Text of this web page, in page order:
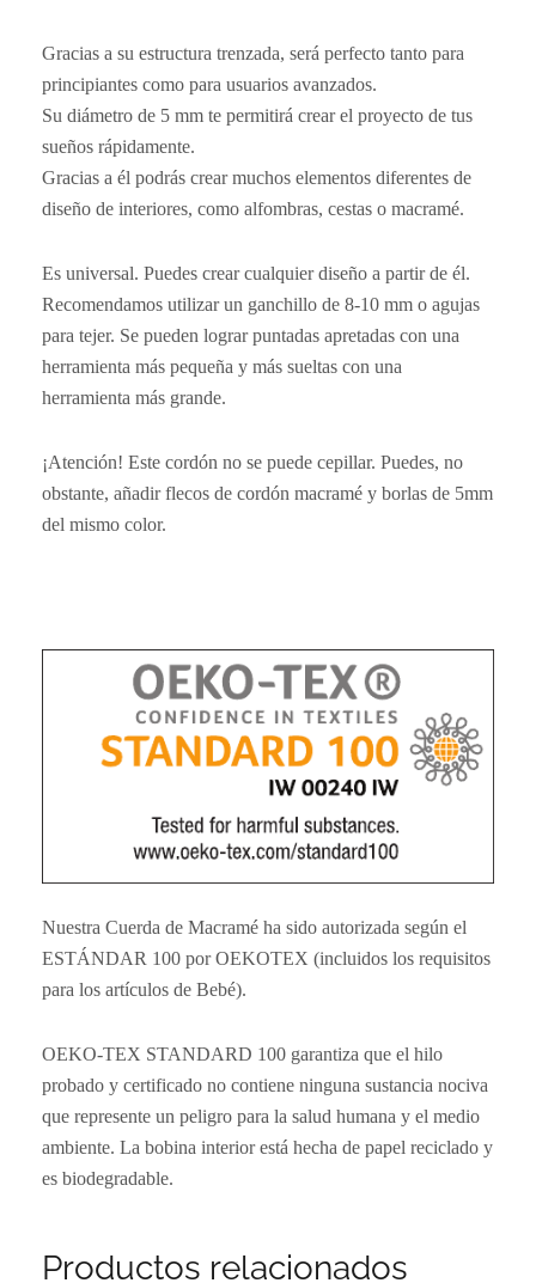
Gracias a su estructura trenzada, será perfecto tanto para
principiantes como para usuarios avanzados.
Su diámetro de 5 mm te permitirá crear el proyecto de tus
sueños rápidamente.
Gracias a él podrás crear muchos elementos diferentes de
diseño de interiores, como alfombras, cestas o macramé.
Es universal. Puedes crear cualquier diseño a partir de él.
Recomendamos utilizar un ganchillo de 8-10 mm o agujas
para tejer. Se pueden lograr puntadas apretadas con una
herramienta más pequeña y más sueltas con una
herramienta más grande.
¡Atención! Este cordón no se puede cepillar. Puedes, no
obstante, añadir flecos de cordón macramé y borlas de 5mm
del mismo color.
Nuestra Cuerda de Macramé ha sido autorizada según el
ESTÁNDAR 100 por OEKOTEX (incluidos los requisitos
para los artículos de Bebé).
OEKO-TEX STANDARD 100 garantiza que el hilo
probado y certificado no contiene ninguna sustancia nociva
que represente un peligro para la salud humana y el medio
ambiente. La bobina interior está hecha de papel reciclado y
es biodegradable.
Productos relacionados